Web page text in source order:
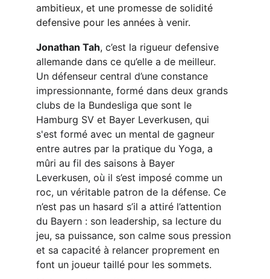
ambitieux, et une promesse de solidité
defensive pour les années à venir.
Jonathan Tah, c’est la rigueur defensive
allemande dans ce qu’elle a de meilleur.
Un défenseur central d’une constance
impressionnante, formé dans deux grands
clubs de la Bundesliga que sont le
Hamburg SV et Bayer Leverkusen, qui
s'est formé avec un mental de gagneur
entre autres par la pratique du Yoga, a
mûri au fil des saisons à Bayer
Leverkusen, où il s’est imposé comme un
roc, un véritable patron de la défense. Ce
n’est pas un hasard s’il a attiré l’attention
du Bayern : son leadership, sa lecture du
jeu, sa puissance, son calme sous pression
et sa capacité à relancer proprement en
font un joueur taillé pour les sommets.